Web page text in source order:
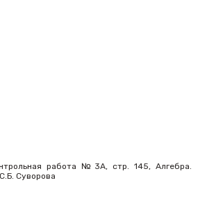
работа №3А, стр. 145, Алгебра.
Суворова